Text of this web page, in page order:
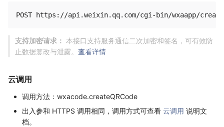
支持加密请求： 本接口支持服务通信二次加密和签名，可有效防
止数据篡改与泄露。 查看详情
云调用
调用方法：wxacode.createQRCode
出入参和 HTTPS 调用相同，调用方式可查看 云调用 说明文
档。